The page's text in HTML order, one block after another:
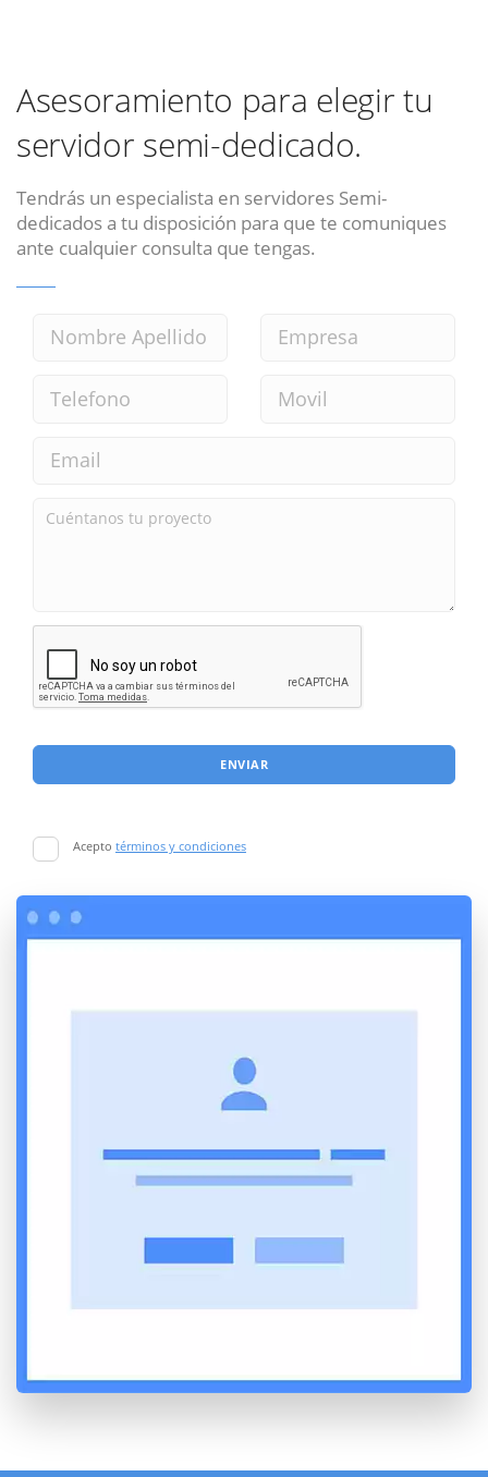
Asesoramiento para elegir tu
servidor semi-dedicado.
Tendrás un especialista en servidores Semi-
dedicados a tu disposición para que te comuniques
ante cualquier consulta que tengas.
ENVIAR
Acepto términos y condiciones